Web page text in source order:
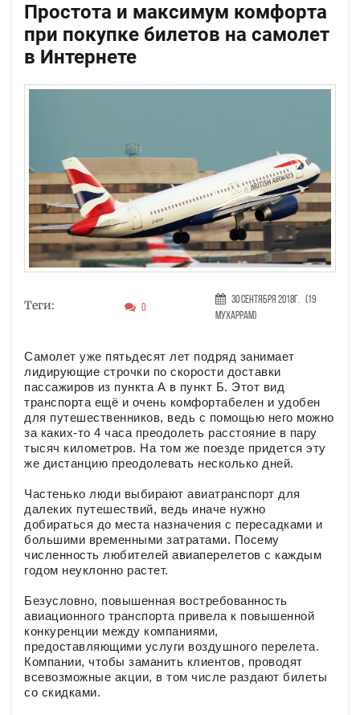
Простота и максимум комфорта
при покупке билетов на самолет
в Интернете
Теги: 0
30 Сентября 2018г. (19
Мухаррам)
Самолет уже пятьдесят лет подряд занимает
лидирующие строчки по скорости доставки
пассажиров из пункта А в пункт Б. Этот вид
транспорта ещё и очень комфортабелен и удобен
для путешественников, ведь с помощью него можно
за каких-то 4 часа преодолеть расстояние в пару
тысяч километров. На том же поезде придется эту
же дистанцию преодолевать несколько дней.
Частенько люди выбирают авиатранспорт для
далеких путешествий, ведь иначе нужно
добираться до места назначения с пересадками и
большими временными затратами. Посему
численность любителей авиаперелетов с каждым
годом неуклонно растет.
Безусловно, повышенная востребованность
авиационного транспорта привела к повышенной
конкуренции между компаниями,
предоставляющими услуги воздушного перелета.
Компании, чтобы заманить клиентов, проводят
всевозможные акции, в том числе раздают билеты
со скидками.